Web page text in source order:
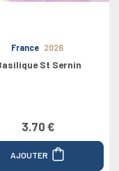
France 2026
St Sernin
3.70 €
AJOUTER